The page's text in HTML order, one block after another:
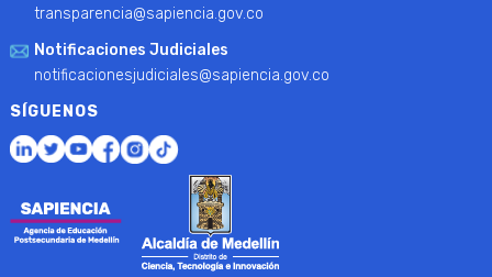
transparencia@sapiencia.gov.co
Notificaciones Judiciales
notificacionesjudiciales@sapiencia.gov.co
SÍGUENOS